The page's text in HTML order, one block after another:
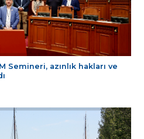
Semineri, azınlık hakları ve